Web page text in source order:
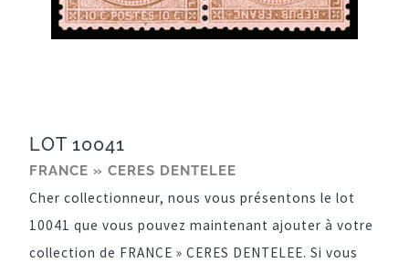
LOT 10041
FRANCE » CERES DENTELEE
Cher collectionneur, nous vous présentons le lot
10041 que vous pouvez maintenant ajouter à votre
collection de FRANCE » CERES DENTELEE. Si vous